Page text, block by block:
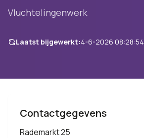
Vluchtelingenwerk
Laatst bijgewerkt:4-6-2026 08:28:54
Contactgegevens
Rademarkt 25